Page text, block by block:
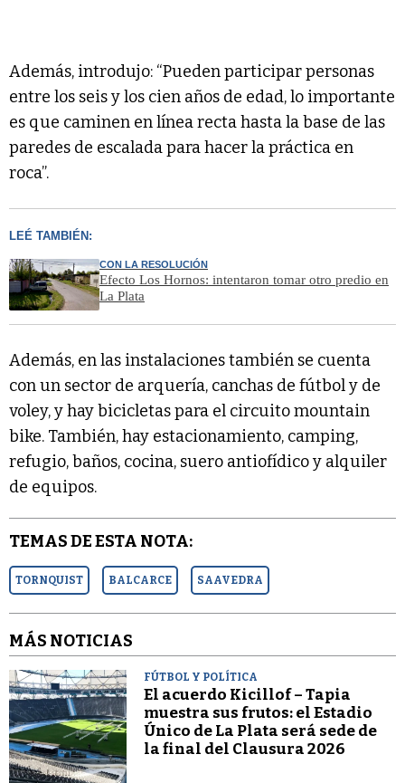
Además, introdujo: “Pueden participar personas
entre los seis y los cien años de edad, lo importante
es que caminen en línea recta hasta la base de las
paredes de escalada para hacer la práctica en
roca”.
LEÉ TAMBIÉN:
CON LA RESOLUCIÓN
Efecto Los Hornos: intentaron tomar otro predio en
La Plata
Además, en las instalaciones también se cuenta
con un sector de arquería, canchas de fútbol y de
voley, y hay bicicletas para el circuito mountain
bike. También, hay estacionamiento, camping,
refugio, baños, cocina, suero antiofídico y alquiler
de equipos.
TEMAS DE ESTA NOTA:
TORNQUIST BALCARCE SAAVEDRA
MÁS NOTICIAS
FÚTBOL Y POLÍTICA
El acuerdo Kicillof – Tapia
muestra sus frutos: el Estadio
Único de La Plata será sede de
la final del Clausura 2026